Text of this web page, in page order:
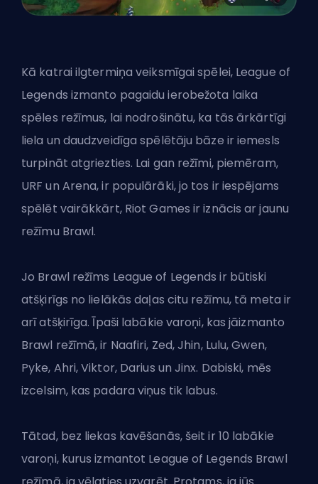
Kā katrai ilgtermiņa veiksmīgai spēlei, League of
Legends izmanto pagaidu ierobežota laika
spēles režīmus, lai nodrošinātu, ka tās ārkārtīgi
liela un daudzveidīga spēlētāju bāze ir iemesls
turpināt atgriezties. Lai gan režīmi, piemēram,
URFun Arena, ir populārāki, jo tos ir iespējams
spēlēt vairākkārt, Riot Games ir iznācis arjaunu
režīmu Brawl.
Jo Brawl režīms League of Legends ir būtiski
atšķirīgs no lielākās daļas citu režīmu, tā meta ir
arī atšķirīga. Īpaši labākie varoņi, kas jāizmanto
Brawl režīmā, ir Naafiri, Zed, Jhin, Lulu, Gwen,
Pyke, Ahri, Viktor, Darius un Jinx. Dabiski, mēs
izcelsim, kas padara viņus tik labus.
Tātad, bez liekas kavēšanās, šeit ir 10 labākie
varoņi, kurus izmantot League of Legends Brawl